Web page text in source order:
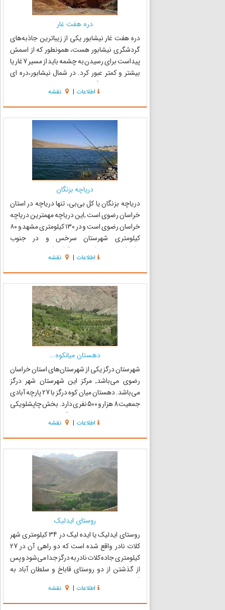
دره هفت غار
دره هفت غار نیشابور یکی از زیباترین جاذبه‌های
گردشگری نیشابور هست، همونطور که از اسمش
پیداست برای رسیدن به چشمه باید از مسیر 7 غار یا
بیشتر و کمتر عبور کرد. در شمال نیشابور،دره ای
وجود دارد که از گذشته هفت غار نامیده شده ، و به
منزله هفت وادی و یا هفت تنگه است. منطقه ای که
هفت غار در آ...
اطلاعات | نقشه
دریاچه بزنگان
دریاچه بزنگان یا کل بی‌بی، تنها دریاچه در استان
خراسان رضوی است ,این دریاچه مهمترین دریاچه
خراسان رضوی است و در ۱۳۰ کیلومتری مشهد و ۸۰
کیلومتری شهرستان سرخس و در جنوب
رشته‌کوه‌های هزارمسجد قرار دارد. وسعت این
دریاچه حدود ۸۰ هکتاراست و عمیق‌ترین نقطه آن
۱۲ متر می‌باشد. آب این دریاچه ا...
اطلاعات | نقشه
دهستان میانکوه...
شهرستان درگز یکی از شهرستان‌های استان خراسان
رضوی می‌باشد, مرکز این شهرستان شهر درگز
می‌باشد. دهستان میان کوه درگز با 27 پارچه آبادی
جمعیت 8 هزار و 500 نفری دارد. بخش چاپشلو یکی
از بخش‌های شهرستان درگز در استان خراسان
رضوی ایران است دربندی روستای زیبایی در منطقه
میانکوه است که تا م...
اطلاعات | نقشه
روستای ایدلیک
روستای ایدلیک یا ایده لیک در 34 کیلومتری شهر
کلات نادر واقع شده است که دو راهی آن در 27
کیلومتری جاده کلات نادر به درگز جدا می‌شود و پس
از گذشتن از دو روستای قاباخ و سلطان آباد به
آخرین روستا در این مسیر یعنی ایدلیک میرسد. این
روستا حدود 250 خانوار دارد و شغل اصلی مردم آن
کشاورزی و دا...
اطلاعات | نقشه